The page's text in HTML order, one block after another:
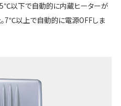
5℃以下で自動的に内蔵ヒーターが
7℃以上で自動的に電源OFFしま